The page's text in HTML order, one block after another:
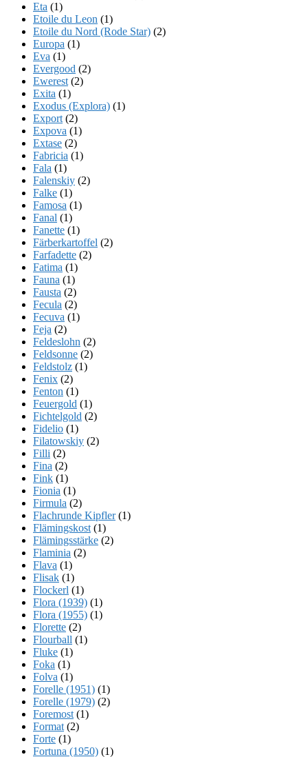
Eta (1)
Etoile du Leon (1)
Etoile du Nord (Rode Star) (2)
Europa (1)
Eva (1)
Evergood (2)
Ewerest (2)
Exita (1)
Exodus (Explora) (1)
Export (2)
Expova (1)
Extase (2)
Fabricia (1)
Fala (1)
Falenskiy (2)
Falke (1)
Famosa (1)
Fanal (1)
Fanette (1)
Färberkartoffel (2)
Farfadette (2)
Fatima (1)
Fauna (1)
Fausta (2)
Fecula (2)
Fecuva (1)
Feja (2)
Feldeslohn (2)
Feldsonne (2)
Feldstolz (1)
Fenix (2)
Fenton (1)
Feuergold (1)
Fichtelgold (2)
Fidelio (1)
Filatowskiy (2)
Filli (2)
Fina (2)
Fink (1)
Fionia (1)
Firmula (2)
Flachrunde Kipfler(1)
Flämingskost (1)
Flämingsstärke (2)
Flaminia (2)
Flava (1)
Flisak (1)
Flockerl (1)
Flora (1939) (1)
Flora (1955) (1)
Florette (2)
Flourball (1)
Fluke (1)
Foka (1)
Folva (1)
Forelle (1951) (1)
Forelle (1979) (2)
Foremost (1)
Format (2)
Forte (1)
Fortuna (1950) (1)